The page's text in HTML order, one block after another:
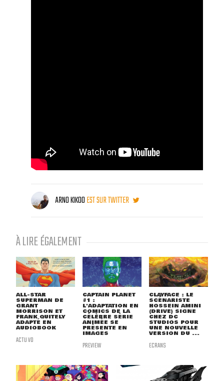
ARNO KIKOOEST SUR TWITTER
À LIRE ÉGALEMENT
ALL-STAR
SUPERMAN DE
GRANT
MORRISON ET
FRANK QUITELY
ADAPTÉ EN
AUDIOBOOK
ACTU VO
CAPTAIN PLANET
#1 :
L'ADAPTATION EN
COMICS DE LA
CÉLÈBRE SÉRIE
ANIMÉE SE
PRÉSENTE EN
IMAGES
PREVIEW
CLAYFACE : LE
SCÉNARISTE
HOSSEIN AMINI
(DRIVE) SIGNE
CHEZ DC
STUDIOS POUR
UNE NOUVELLE
VERSION DU ...
ECRANS